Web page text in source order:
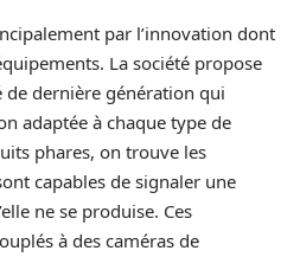
par l’innovation dont
La société propose
dernière génération qui
adaptée à chaque type de
phares, on trouve les
capables de signaler une
ne se produise. Ces
à des caméras de